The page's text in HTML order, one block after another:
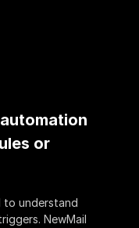
or
to understand
NewMail